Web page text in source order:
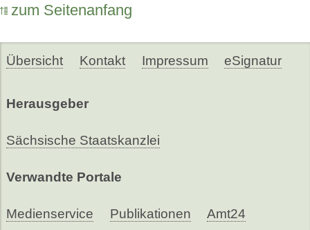
zum Seitenanfang
Übersicht Kontakt Impressum eSignatur
Herausgeber
Sächsische Staatskanzlei
Verwandte Portale
Medienservice Publikationen Amt24